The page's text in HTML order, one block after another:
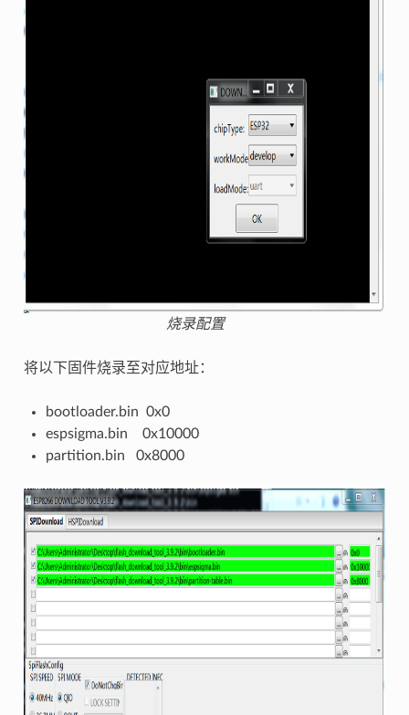
烧录配置
将以下固件烧录至对应地址：
bootloader.bin 0x0
espsigma.bin 0x10000
partition.bin 0x8000